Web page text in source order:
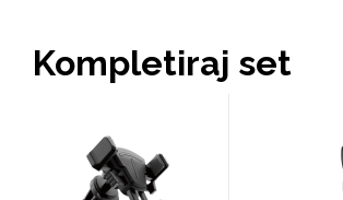
Kompletiraj set
Gaming motivi Crtani filmovi